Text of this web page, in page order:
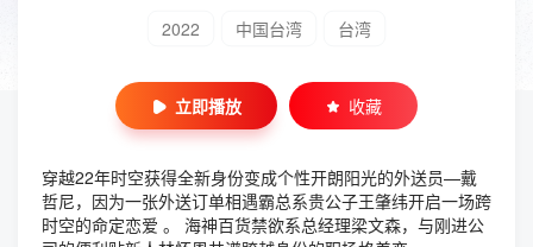
2022 中国台湾 台湾
立即播放 收藏
穿越22年时空获得全新身份变成个性开朗阳光的外送员—戴
哲尼，因为一张外送订单相遇霸总系贵公子王肇纬开启一场跨
时空的命定恋爱 。 海神百货禁欲系总经理梁文森，与刚进公